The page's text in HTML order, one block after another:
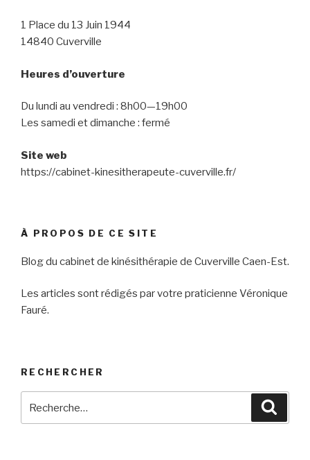
1 Place du 13 Juin 1944
14840 Cuverville
Heures d’ouverture
Du lundi au vendredi : 8h00—19h00
Les samedi et dimanche : fermé
Site web
https://cabinet-kinesitherapeute-cuverville.fr/
À PROPOS DE CE SITE
Blog du cabinet de kinésithérapie de Cuverville Caen-Est.
Les articles sont rédigés par votre praticienne Véronique
Fauré.
RECHERCHER
pour